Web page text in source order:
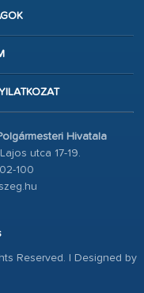
Hivatala
utca 17-19.
100
Reserved. | Designed by